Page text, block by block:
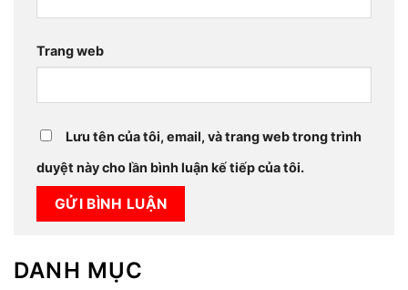
Trang web
Lưu tên của tôi, email, và trang web trong trình
duyệt này cho lần bình luận kế tiếp của tôi.
DANH MỤC